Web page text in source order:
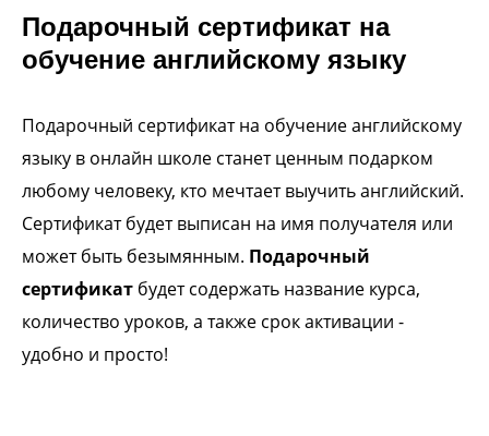
Подарочный сертификат на
обучение английскому языку
Подарочный сертификат на обучение английскому
языку в онлайн школе станет ценным подарком
любому человеку, кто мечтает выучить английский.
Сертификат будет выписан на имя получателя или
может быть безымянным. Подарочный
сертификат будет содержать название курса,
количество уроков, а также срок активации -
удобно и просто!